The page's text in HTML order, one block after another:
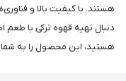
هستند. با کیفیت بالا و
دنبال تهیه قهوه ترکی با
هستید، این محصول را به